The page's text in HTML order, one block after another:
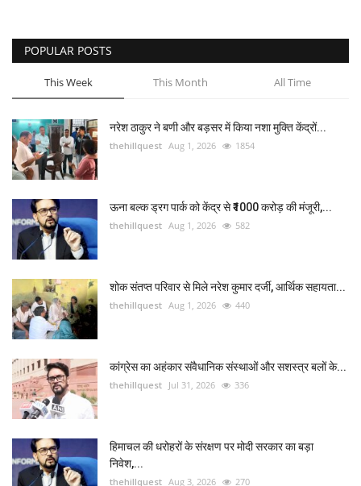
POPULAR POSTS
This Week This Month All Time
नरेश ठाकुर ने बणी और बड़सर में किया नशा मुक्ति केंद्रों...
thehillquest Aug 1, 2026 1854
ऊना बल्क ड्रग पार्क को केंद्र से ₹1000 करोड़ की मंजूरी,...
thehillquest Aug 1, 2026 582
शोक संतप्त परिवार से मिले नरेश कुमार दर्जी, आर्थिक सहायता...
thehillquest Aug 1, 2026 440
कांग्रेस का अहंकार संवैधानिक संस्थाओं और सशस्त्र बलों के...
thehillquest Jul 31, 2026 336
हिमाचल की धरोहरों के संरक्षण पर मोदी सरकार का बड़ा
निवेश,...
thehillquest Aug 3, 2026 270